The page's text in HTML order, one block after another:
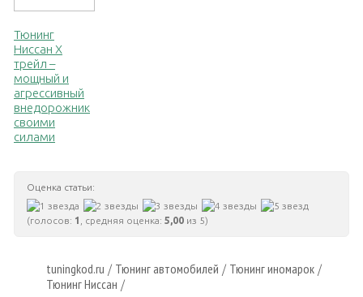
Тюнинг
Ниссан Х
трейл –
мощный и
агрессивный
внедорожник
своими
силами
Оценка статьи:
(голосов: 1 , средняя оценка: 5,00 из 5)
tuningkod.ru / Тюнинг автомобилей / Тюнинг иномарок /
Тюнинг Ниссан /